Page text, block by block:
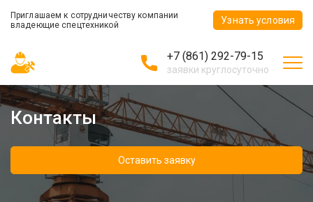
Приглашаем к сотрудничеству компании
владеющие спецтехникой
Узнать условия
+7 (861) 292-79-15
заявки круглосуточно
Контакты
Оставить заявку